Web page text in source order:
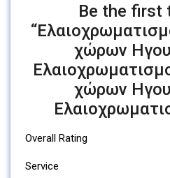
Be the first
χώρων
χώρων
Overall Rating
Service